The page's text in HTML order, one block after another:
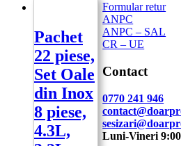
Pachet
22 piese,
Set Oale
din Inox
8 piese,
4.3L,
Formular retur
ANPC
ANPC – SAL
CR – UE
Contact
0770 241 946
Luni-Vineri